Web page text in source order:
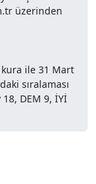
üzerinden
ile 31 Mart
sıralaması
DEM 9, İYİ